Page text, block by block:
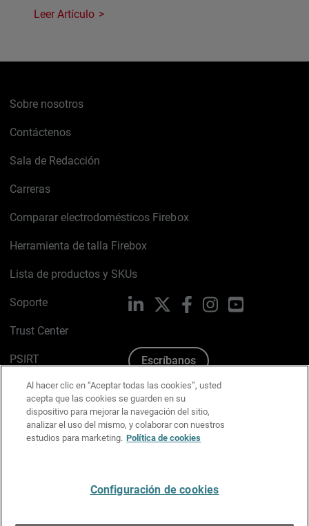
Leer Artículo
Sobre nosotros
Contáctenos
Sala de Redacción
Carreras
Comparar electrodomésticos Firebox
Herramienta de talla Firebox
Lista de productos y SKUs
Soporte
Trust Center
PSIRT
Política de cookies
Política de privacidad
Kit de medios y marca
LinkedIn FacebookInstagramYouTube
Escríbanos
Al hacer clic en “Aceptar todas las cookies”, usted
acepta que las cookies se guarden en su
dispositivo para mejorar la navegación del sitio,
analizar el uso del mismo, y colaborar con nuestros
estudios para marketing. Política de cookies
Configuración de cookies